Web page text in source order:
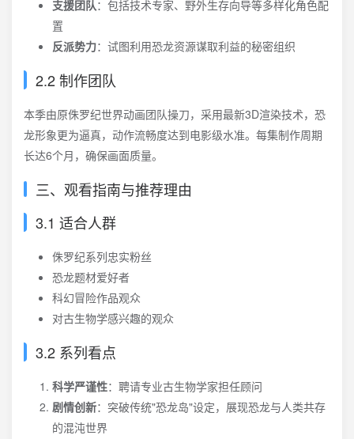
支援团队：包括技术专家、野外生存向导等多样化角色配
置
反派势力：试图利用恐龙资源谋取利益的秘密组织
2.2 制作团队
本季由原侏罗纪世界动画团队操刀，采用最新3D渲染技术，恐
龙形象更为逼真，动作流畅度达到电影级水准。每集制作周期
长达6个月，确保画面质量。
三、观看指南与推荐理由
3.1 适合人群
侏罗纪系列忠实粉丝
恐龙题材爱好者
科幻冒险作品观众
对古生物学感兴趣的观众
3.2 系列看点
科学严谨性：聘请专业古生物学家担任顾问
剧情创新：突破传统"恐龙岛"设定，展现恐龙与人类共存
的混沌世界